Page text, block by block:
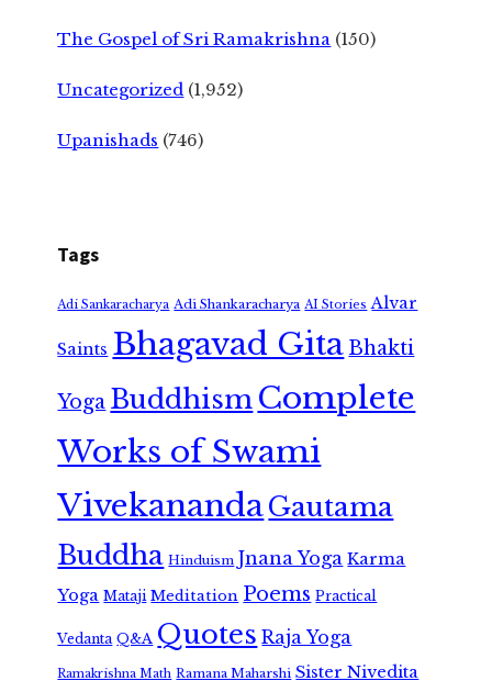
The Gospel of Sri Ramakrishna (150)
Uncategorized (1,952)
Upanishads (746)
Tags
Adi Sankaracharya Adi Shankaracharya AI Stories Alvar
Saints Bhagavad GitaBhakti
Yoga Buddhism Complete
Works of Swami
VivekanandaGautama
Buddha Hinduism Jnana Yoga Karma
Yoga Mataji Meditation Poems Practical
Vedanta Q&A Quotes Raja Yoga
Ramakrishna Math Ramana Maharshi Sister Nivedita